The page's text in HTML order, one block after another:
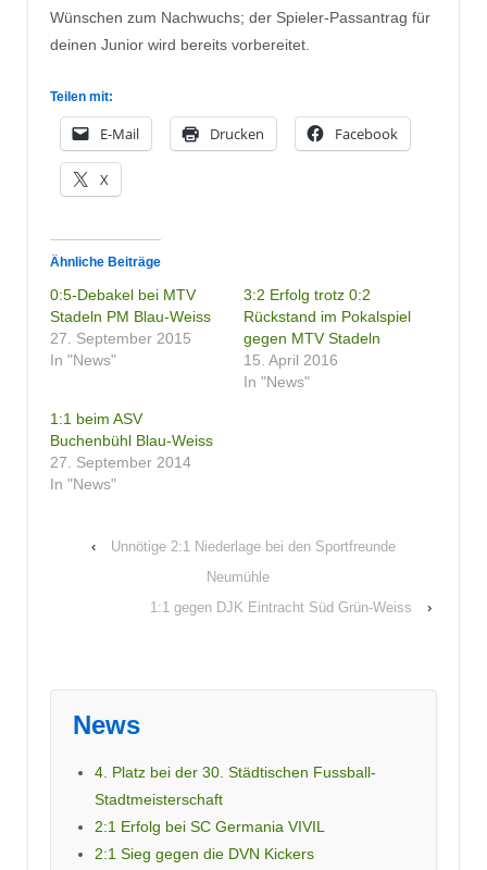
Wünschen zum Nachwuchs; der Spieler-Passantrag für
deinen Junior wird bereits vorbereitet.
Teilen mit:
E-Mail Drucken Facebook
X
Ähnliche Beiträge
0:5-Debakel bei MTV
Stadeln PM Blau-Weiss
27. September 2015
In "News"
3:2 Erfolg trotz 0:2
Rückstand im Pokalspiel
gegen MTV Stadeln
15. April 2016
In "News"
1:1 beim ASV
Buchenbühl Blau-Weiss
27. September 2014
In "News"
‹
Unnötige 2:1 Niederlage bei den Sportfreunde
Neumühle
1:1 gegen DJK Eintracht Süd Grün-Weiss
›
News
4. Platz bei der 30. Städtischen Fussball-
Stadtmeisterschaft
2:1 Erfolg bei SC Germania VIVIL
2:1 Sieg gegen die DVN Kickers